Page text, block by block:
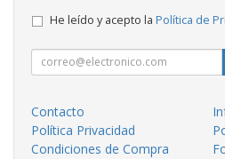
He leído y acepto la Política de
Contacto
Política Privacidad
Condiciones de Compra